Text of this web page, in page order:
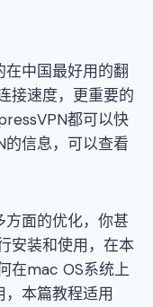
中国最好用的翻
接速度，更重要的
都可以快
信息，可以查看
方面的优化，你甚
安装和使用，在本
在mac OS系统上
本篇教程适用